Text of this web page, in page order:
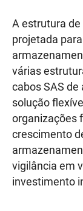
A estrutura de
projetada
várias
cabos SAS de
solução
organizações
crescimento
vigilância em
investimento